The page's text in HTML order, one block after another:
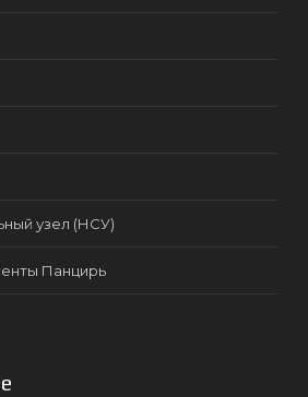
узел (НСУ)
Панцирь